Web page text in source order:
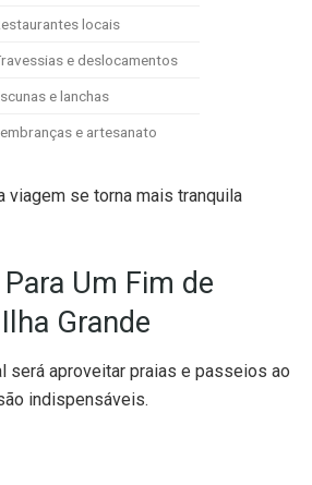
locais
e deslocamentos
e lanchas
e artesanato
viagem se torna mais tranquila
Um Fim de
Grande
será aproveitar praias e passeios ao
indispensáveis.